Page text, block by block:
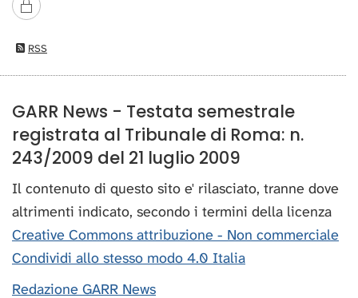
RSS
GARR News - Testata semestrale
registrata al Tribunale di Roma: n.
243/2009 del 21 luglio 2009
Il contenuto di questo sito e' rilasciato, tranne dove
altrimenti indicato, secondo i termini della licenza
Creative Commons attribuzione - Non commerciale
Condividi allo stesso modo 4.0 Italia
Redazione GARR News